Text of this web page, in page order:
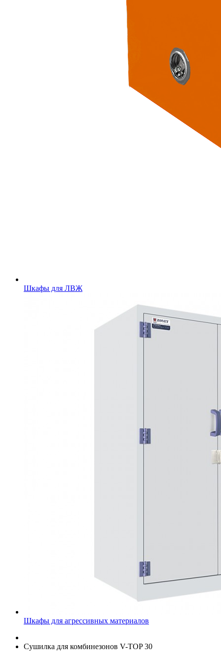
Шкафы для ЛВЖ
Шкафы для агрессивных материалов
Сушилка для комбинезонов V-TOP 30